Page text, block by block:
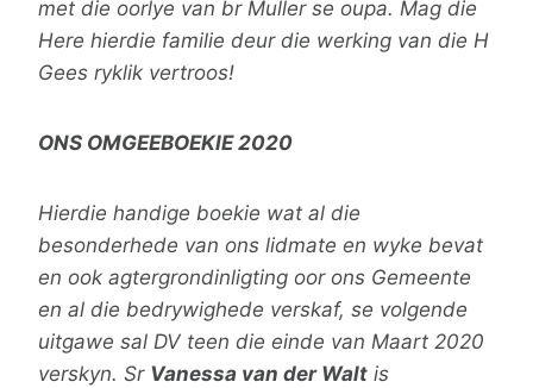
met die oorlye van br Muller se oupa. Mag die
Here hierdie familie deur die werking van die H
Gees ryklik vertroos!
ONS OMGEEBOEKIE 2020
Hierdie handige boekie wat al die
besonderhede van ons lidmate en wyke bevat
en ook agtergrondinligting oor ons Gemeente
en al die bedrywighede verskaf, se volgende
uitgawe sal DV teen die einde van Maart 2020
verskyn. Sr Vanessa van der Walt is